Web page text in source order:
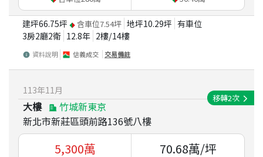
建坪66.75坪 含車位7.54坪 地坪10.29坪 有車位
3房2廳2衛 12.8年 2樓/14樓
資料說明 信義成交 交易備註
113年11月
大樓
竹城新東京
新北市新莊區頭前路136號八樓
移轉2次
5,300萬 70.68萬/坪